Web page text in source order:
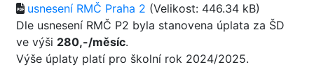
usnesení RMČ Praha 2 (Velikost: 446.34 kB)
Dle usnesení RMČ P2 byla stanovena úplata za ŠD
ve výši 280,-/měsíc.
Výše úplaty platí pro školní rok 2024/2025.